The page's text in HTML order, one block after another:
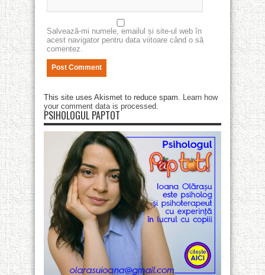
Salvează-mi numele, emailul și site-ul web în
acest navigator pentru data viitoare când o să
comentez.
This site uses Akismet to reduce spam.
Learn how
your comment data is processed
PSIHOLOGUL PAPTOT